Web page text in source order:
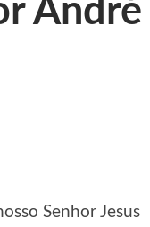
André
Senhor Jesus